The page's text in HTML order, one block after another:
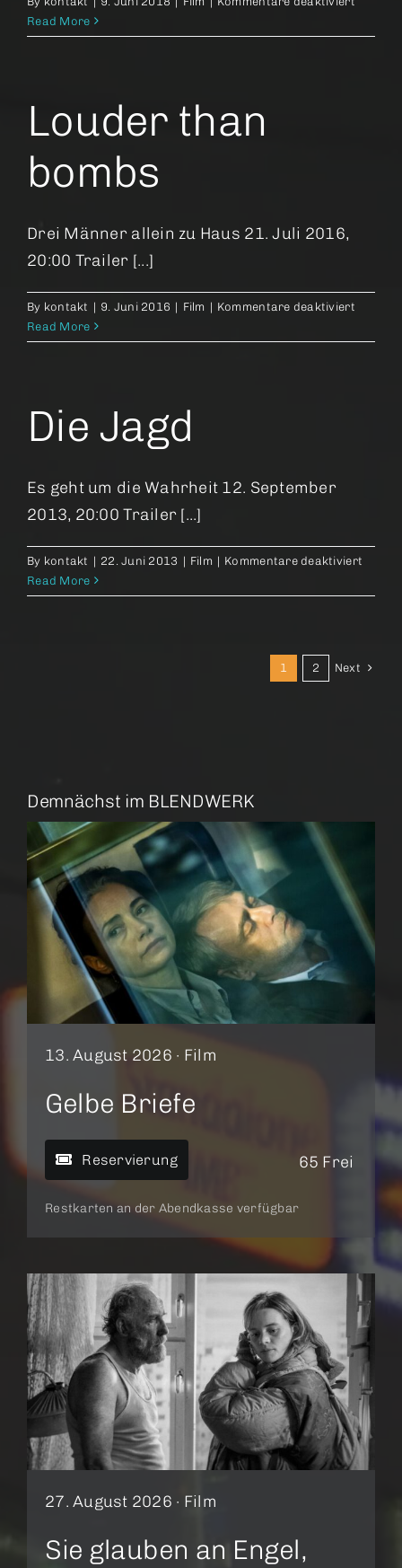
Nile
Read More
Louder than
bombs
Drei Männer allein zu Haus 21. Juli 2016,
20:00 Trailer [...]
By kontakt | 9. Juni 2016 | Film | Kommentare deaktiviertfür
than
Read More
Die Jagd
Es geht um die Wahrheit 12. September
2013, 20:00 Trailer [...]
By kontakt | 22. Juni 2013 | Film | Kommentare deaktiviert
Jagd
Read More
1 2 Next
Demnächst im BLENDWERK
13. August 2026 · Film
Gelbe Briefe
Reservierung 65 Frei
Restkarten an der Abendkasse verfügbar
27. August 2026 · Film
Sie glauben an Engel,